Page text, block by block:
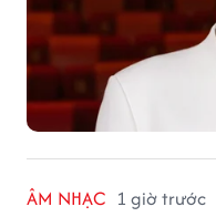
ÂM NHẠC 1 giờ trước